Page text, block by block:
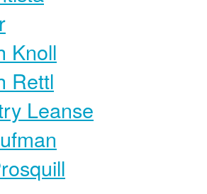
Knoll
Rettl
Leanse